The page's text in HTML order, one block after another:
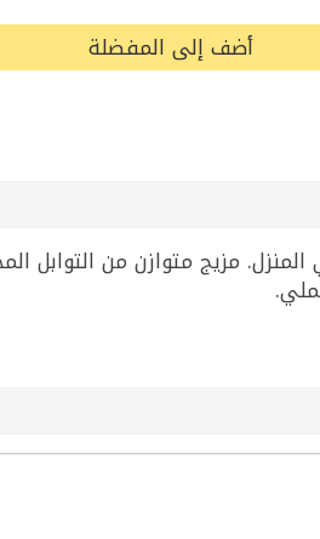
أضف إلى المفضلة
في المنزل. مزيج متوازن من التوابل